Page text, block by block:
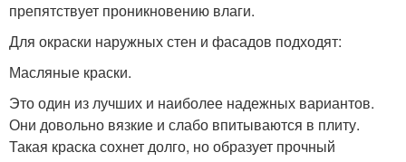
препятствует проникновению влаги.
Для окраски наружных стен и фасадов подходят:
Масляные краски.
Это один из лучших и наиболее надежных вариантов.
Они довольно вязкие и слабо впитываются в плиту.
Такая краска сохнет долго, но образует прочный